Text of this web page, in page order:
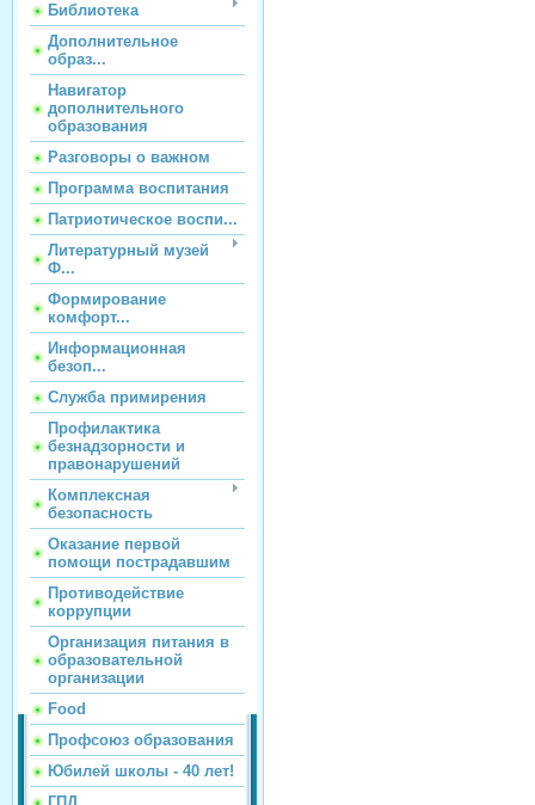
Библиотека
Дополнительное
образ...
Навигатор
дополнительного
образования
Разговоры о важном
Программа воспитания
Патриотическое воспи...
Литературный музей
Ф...
Формирование
комфорт...
Информационная
безоп...
Служба примирения
Профилактика
безнадзорности и
правонарушений
Комплексная
безопасность
Оказание первой
помощи пострадавшим
Противодействие
коррупции
Организация питания в
образовательной
организации
Food
Профсоюз образования
Юбилей школы - 40 лет!